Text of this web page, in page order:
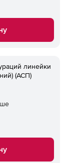
линейки
(АСП)